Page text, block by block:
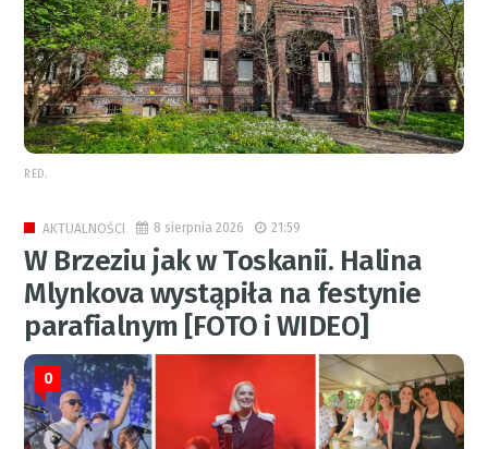
RED.
AKTUALNOŚCI 8 sierpnia 2026 21:59
W Brzeziu jak w Toskanii. Halina
Mlynkova wystąpiła na festynie
parafialnym [FOTO i WIDEO]
0